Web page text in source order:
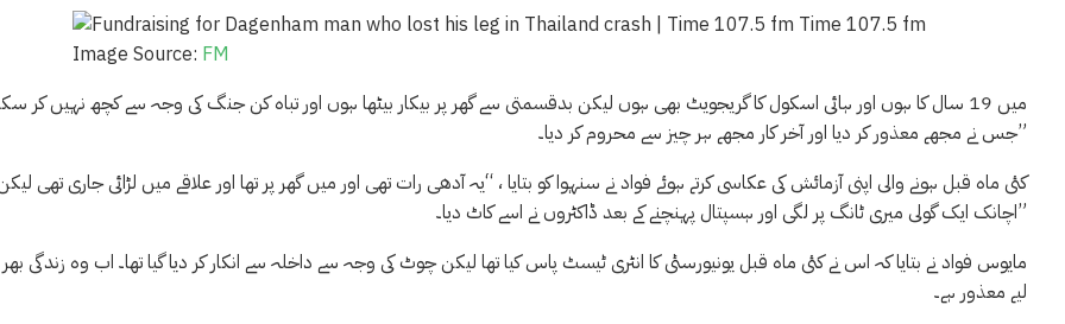
Image Source: FM
جس نے مجھے معذور کر دیا اور آخر کار مجھے ہر چیز سے محروم کر دیا۔”
کئی ماہ قبل ہونے والی اپنی آزمائش کی عکاسی کرتے ہوئے فواد نے سنہوا کو بتایا ، “یہ آدھی رات تھی اور میں گھر پر تھا اور علاقے میں لڑائی جاری تھی
اچانک ایک گولی میری ٹانگ پر لگی اور ہسپتال پہنچنے کے بعد ڈاکٹروں نے اسے کاٹ دیا۔”
مایوس فواد نے بتایا کہ اس نے کئی ماہ قبل یونیورسٹی کا انٹری ٹیسٹ پاس کیا تھا لیکن چوٹ کی وجہ سے داخلہ سے انکار کر دیا گیا تھا۔ اب وہ زندگی بھر
لیے معذور ہے۔